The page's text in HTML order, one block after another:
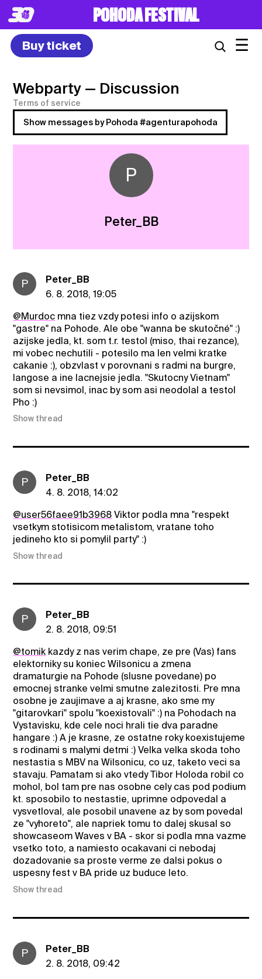
POHODA FESTIVAL
Buy ticket ☰
Webparty — Discussion
Terms of service
Show messages by Pohoda #agenturapohoda
P
Peter_BB
P
Peter_BB
6. 8. 2018, 19:05
@Murdoc mna tiez vzdy potesi info o azijskom
"gastre" na Pohode. Ale obe "wanna be skutočné" :)
azijske jedla, kt. som t.r. testol (miso, thai rezance),
mi vobec nechutili - potesilo ma len velmi kratke
cakanie :), obzvlast v porovnani s radmi na burgre,
langose a ine lacnejsie jedla. "Skutocny Vietnam"
som si nevsimol, inac by som asi neodolal a testol
Pho :)
Show thread
P
Peter_BB
4. 8. 2018, 14:02
@user56faee91b3968 Viktor podla mna "respekt
vsetkym stotisicom metalistom, vratane toho
jedineho kto si pomylil party" :)
Show thread
P
Peter_BB
2. 8. 2018, 09:51
@tomik kazdy z nas verim chape, ze pre (Vas) fans
elektorniky su koniec Wilsonicu a zmena
dramaturgie na Pohode (slusne povedane) po
emocnej stranke velmi smutne zalezitosti. Pre mna
osobne je zaujimave a aj krasne, ako sme my
"gitarovkari" spolu "koexistovali" :) na Pohodach na
Vystavisku, kde cele noci hrali tie dva paradne
hangare :) A je krasne, ze ostatne roky koexistujeme
s rodinami s malymi detmi :) Velka velka skoda toho
nestastia s MBV na Wilsonicu, co uz, taketo veci sa
stavaju. Pamatam si ako vtedy Tibor Holoda robil co
mohol, bol tam pre nas osobne cely cas pod podium
kt. sposobilo to nestastie, uprimne odpovedal a
vysvetloval, ale posobil unavene az by som povedal
ze "vyhoreto", ale napriek tomu to dalej skusal so
showcaseom Waves v BA - skor si podla mna vazme
vsetko toto, a namiesto ocakavani ci nebodaj
dozadovanie sa proste verme ze dalsi pokus o
uspesny fest v BA pride uz buduce leto.
Show thread
P
Peter_BB
2. 8. 2018, 09:42